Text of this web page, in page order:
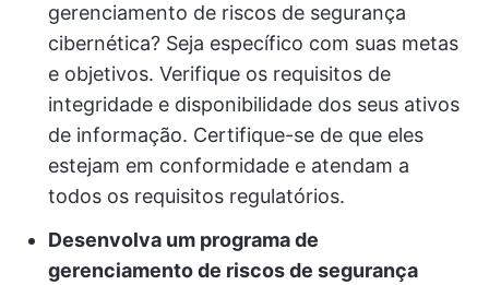
gerenciamento de riscos de segurança
cibernética? Seja específico com suas metas
e objetivos. Verifique os requisitos de
integridade e disponibilidade dos seus ativos
de informação. Certifique-se de que eles
estejam em conformidade e atendam a
todos os requisitos regulatórios.
Desenvolva um programa de
gerenciamento de riscos de segurança